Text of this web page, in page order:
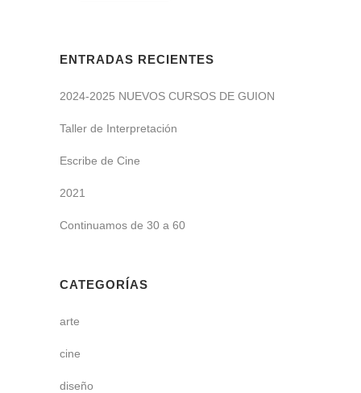
ENTRADAS RECIENTES
2024-2025 NUEVOS CURSOS DE GUION
Taller de Interpretación
Escribe de Cine
2021
Continuamos de 30 a 60
CATEGORÍAS
arte
cine
diseño